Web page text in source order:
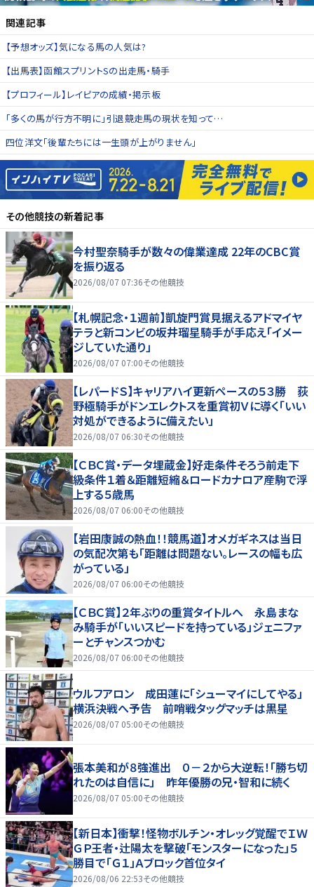
関連記事
【予想オッズ】気になる馬の人気は?
【出馬表】函館スプリントSの出走馬・騎手
【プロフィール】レイピアの成績・掲示板
「多くの馬が行方不明に」引退競走馬の現状を知って…
四位洋文「後輩たちには一生頭が上がりません」
その他競技の新着記事
今村聖奈騎手が数々の偉業達成 22年のCBC賞
を振り返る
2026/08/07 07:36その他競技
【札幌記念・１週前】凱旋門賞見据えるアドマイヤ
テラと新コンビの坂井瑠星騎手が手応え「イメー
ジしていた通り」
2026/08/07 07:00その他競技
【レパードＳ】キャリアハイ更新ペースの５３勝 荻
野極騎手がドンエレクトスを重賞初Ｖに導く「いい
対処ができるように備えたい」
2026/08/07 06:30その他競技
【ＣＢＣ賞・データ埋蔵金】好走条件そろう前走下
級条件１着＆距離短縮＆ロードカナロア産駒で浮
上する５歳馬
2026/08/07 06:00その他競技
【岩田康誠の熱血！！競馬道】オメガギネスは当日
の気配次第も「距離は問題ない。レースの幅も広
がっている」
2026/08/07 06:00その他競技
【ＣＢＣ賞】２年ぶりの重賞タイトルへ 永島まな
み騎手が「いいスピードを持っている」ジェニファ
ーとチャンスつかむ
2026/08/07 06:00その他競技
ウルフアロン 成田蓮に「シューマイにしてやる」
横浜決戦へ予告 前哨戦タッグマッチは黒星
2026/08/07 05:00その他競技
張本美和が８強進出 ０－２から大逆転！「勝ち切
れたのは自信に」 昨年優勝の兄・智和に続く
2026/08/07 05:00その他競技
【新日本】衝撃！怪物ボルチン・オレッグ覚醒でＩＷ
ＧＰ王者・辻陽太を撃破「モンスターになった」５
勝目で「Ｇ１」Ａブロック首位タイ
2026/08/06 22:53その他競技